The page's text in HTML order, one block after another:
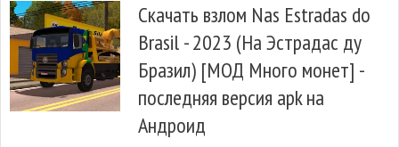
Скачать взлом Nas Estradas do
Brasil - 2023 (На Эстрадас ду
Бразил) [МОД Много монет] -
последняя версия apk на
Андроид